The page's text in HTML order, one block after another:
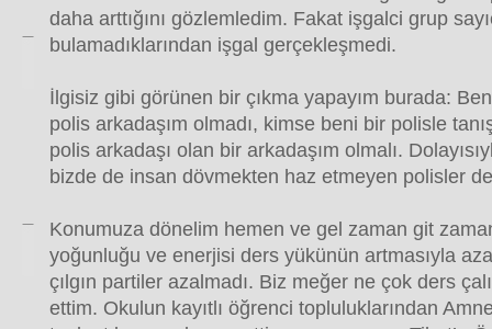
daha arttığını gözlemledim. Fakat işgalci grup
bulamadıklarından işgal gerçekleşmedi.
İlgisiz gibi görünen bir çıkma yapayım burada:
polis arkadaşım olmadı, kimse beni bir polisle
polis arkadaşı olan bir arkadaşım olmalı.
bizde de insan dövmekten haz etmeyen polisler
Konumuza dönelim hemen ve gel zaman git
yoğunluğu ve enerjisi ders yükünün artmasıyla
çılgın partiler azalmadı. Biz meğer ne çok ders
ettim. Okulun kayıtlı öğrenci topluluklarından